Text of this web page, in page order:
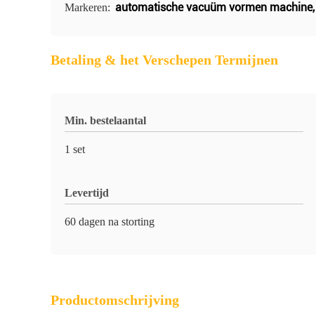
Markeren: automatische vacuüm vormen machine,
Betaling & het Verschepen Termijnen
Min. bestelaantal
1 set
Levertijd
60 dagen na storting
Productomschrijving